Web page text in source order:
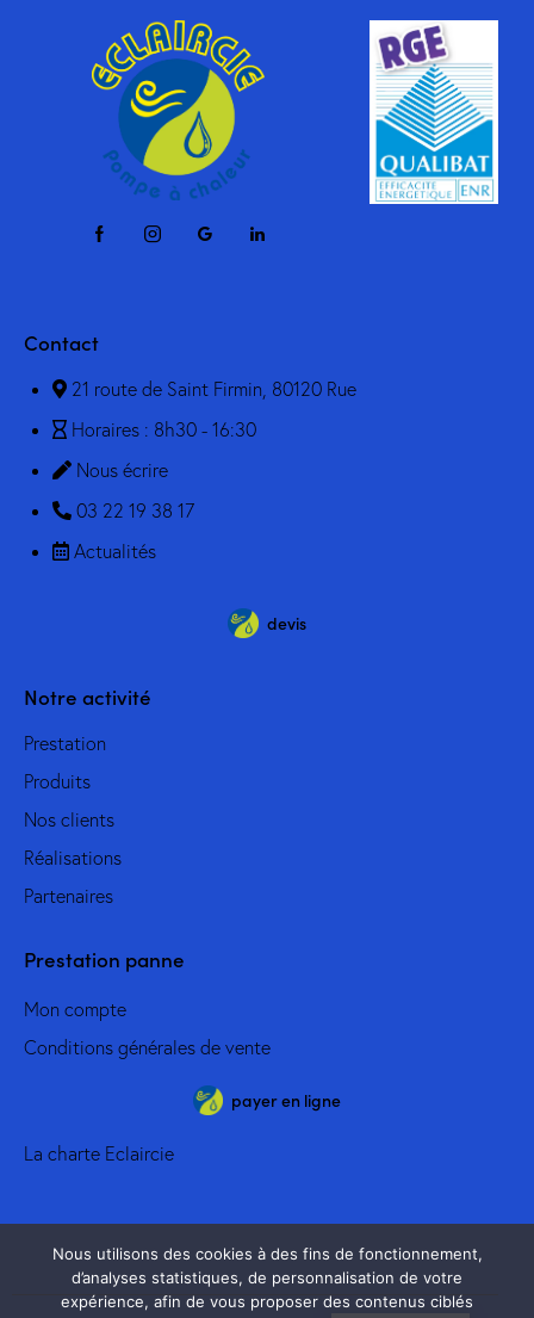
Contact
21 route de Saint Firmin, 80120 Rue
Horaires : 8h30 - 16:30
Nous écrire
03 22 19 38 17
Actualités
devis
Notre activité
Prestation
Produits
Nos clients
Réalisations
Partenaires
Prestation panne
Mon compte
Conditions générales de vente
payer en ligne
La charte Eclaircie
Nous utilisons des cookies à des fins de fonctionnement,
d’analyses statistiques, de personnalisation de votre
expérience, afin de vous proposer des contenus ciblés